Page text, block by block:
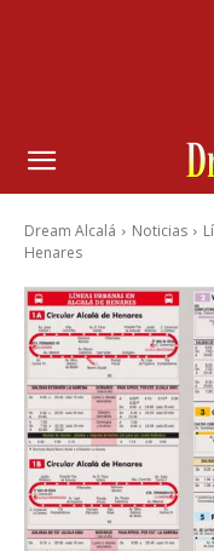
Dream Alcalá Noticias
Henares